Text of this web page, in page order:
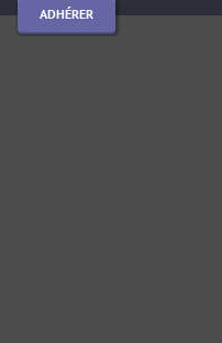
ADHÉRER